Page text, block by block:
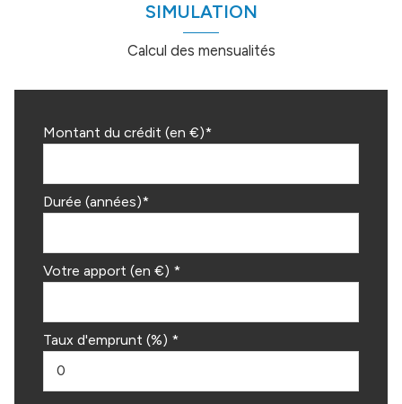
SIMULATION
Calcul des mensualités
Montant du crédit (en €)*
Durée (années)*
Votre apport (en €) *
Taux d'emprunt (%) *